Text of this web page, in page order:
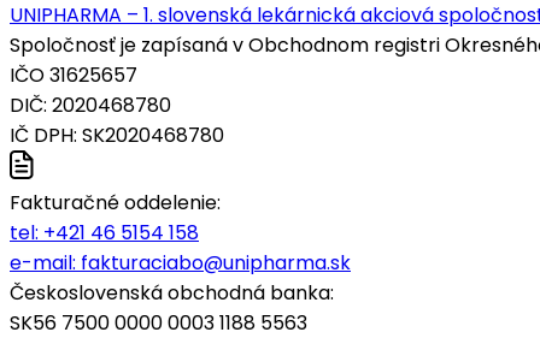
UNIPHARMA – 1. slovenská lekárnická akciová
Spoločnosť je zapísaná v Obchodnom registri
IČO 31625657
DIČ: 2020468780
IČ DPH: SK2020468780
Fakturačné oddelenie:
tel: +421 46 5154 158
e-mail: fakturaciabo@unipharma.sk
Československá obchodná banka:
SK56 7500 0000 0003 1188 5563